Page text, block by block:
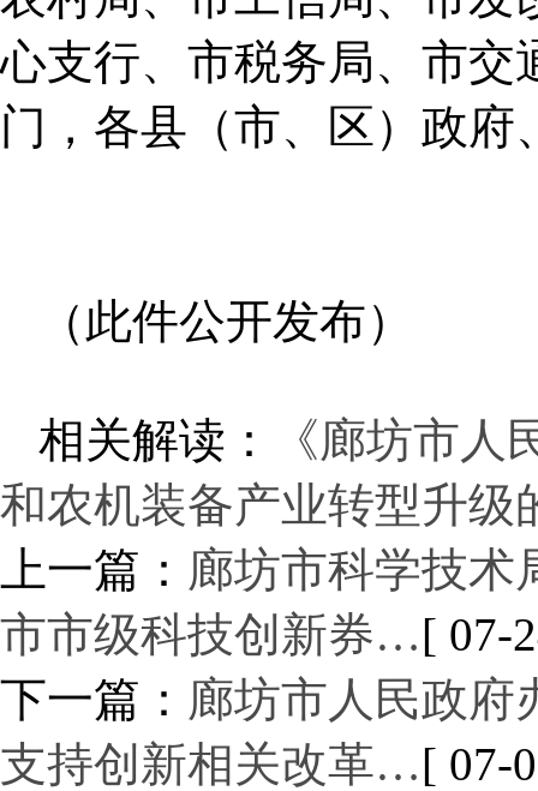
心支行、市税务局、市交
门，各县（市、区）政
（此件公开发布）
相关解读：
《廊坊市
和农机装备产业转型升级
上一篇： 廊坊市科学技术
市市级科技创新券…[ 07-
下一篇： 廊坊市人民政府
支持创新相关改革…[ 07-